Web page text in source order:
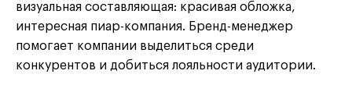
визуальная составляющая: красивая обложка,
интересная пиар-компания. Бренд-менеджер
помогает компании выделиться среди
конкурентов и добиться лояльности аудитории.